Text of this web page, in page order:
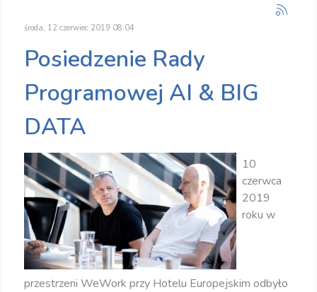
środa, 12 czerwiec 2019 08:04
Posiedzenie Rady
Programowej AI & BIG
DATA
10
czerwca
2019
roku w
przestrzeni WeWork przy Hotelu Europejskim odbyło